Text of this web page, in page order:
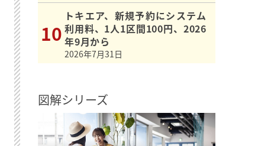
トキエア、新規予約にシステム
利用料、1人1区間100円、2026
年9月から
2026年7月31日
図解シリーズ